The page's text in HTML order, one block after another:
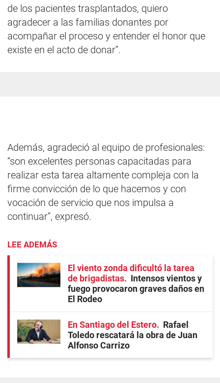
de los pacientes trasplantados, quiero
agradecer a las familias donantes por
acompañar el proceso y entender el honor que
existe en el acto de donar”.
Además, agradeció al equipo de profesionales:
“son excelentes personas capacitadas para
realizar esta tarea altamente compleja con la
firme convicción de lo que hacemos y con
vocación de servicio que nos impulsa a
continuar”, expresó.
LEE ADEMÁS
El viento zonda dificultó la tarea
de brigadistas
Intensos vientos y
fuego provocaron graves daños en
El Rodeo
En Santiago del Estero
Rafael
Toledo rescatará la obra de Juan
Alfonso Carrizo